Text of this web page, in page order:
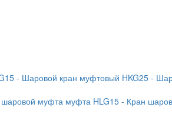
- Шаровой кран муфтовый HKG25 -
муфта муфта HLG15 - Кран